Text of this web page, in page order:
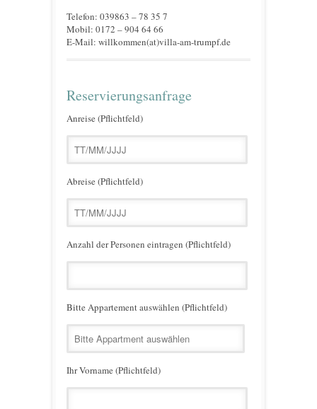
Telefon: 039863 – 78 35 7
Mobil: 0172 – 904 64 66
E-Mail: willkommen(at)villa-am-trumpf.de
Reservierungsanfrage
Anreise (Pflichtfeld)
Abreise (Pflichtfeld)
Anzahl der Personen eintragen (Pflichtfeld)
Bitte Appartement auswählen (Pflichtfeld)
Ihr Vorname (Pflichtfeld)